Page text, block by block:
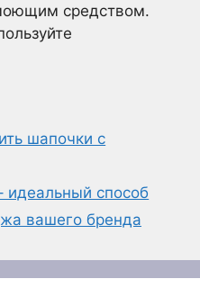
средством.
шапочки с
идеальный способ
вашего бренда